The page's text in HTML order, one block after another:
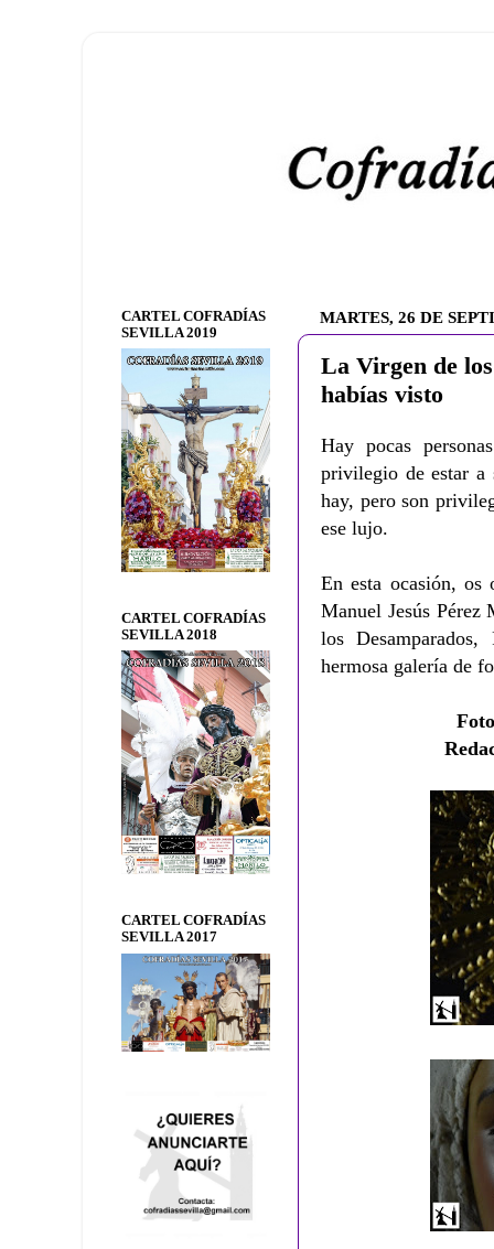
MARTES, 26 DE
La Virgen de
habías visto
Hay pocas
privilegio de estar a
hay, pero son
ese lujo.
En esta ocasión, os
Manuel Jesús Pérez
los
hermosa galería de
CARTEL COFRADÍAS
SEVILLA 2019
CARTEL COFRADÍAS
SEVILLA 2018
CARTEL COFRADÍAS
SEVILLA 2017